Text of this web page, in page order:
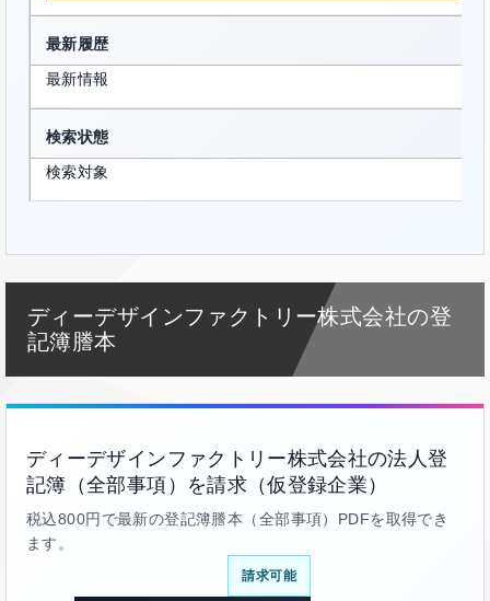
最新履歴
最新情報
検索状態
検索対象
ディーデザインファクトリー株式会社の登
記簿謄本
ディーデザインファクトリー株式会社の法人登
記簿（全部事項）を請求（仮登録企業）
税込800円で最新の登記簿謄本（全部事項）PDFを取得でき
ます。
請求可能